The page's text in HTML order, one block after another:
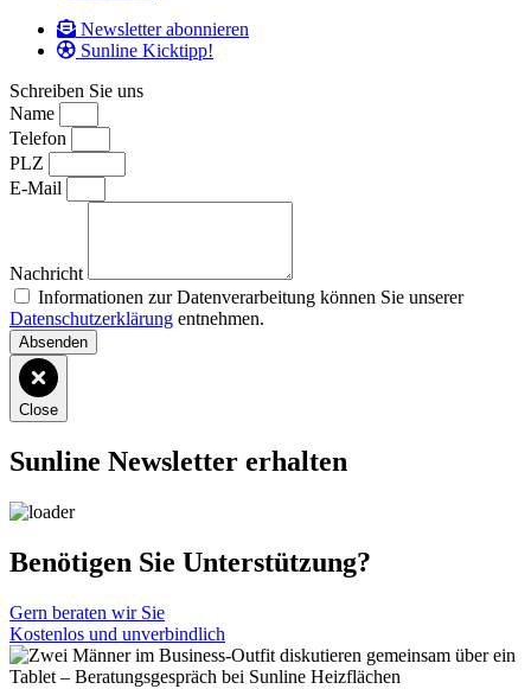
Newsletter abonnieren
Sunline Kicktipp!
Schreiben Sie uns
Name
Telefon
PLZ
E-Mail
Nachricht
Informationen zur Datenverarbeitung können Sie unserer
Datenschutzerklärung entnehmen.
Absenden
Close
Sunline Newsletter erhalten
Benötigen Sie Unterstützung?
Gern beraten wir Sie
Kostenlos und unverbindlich